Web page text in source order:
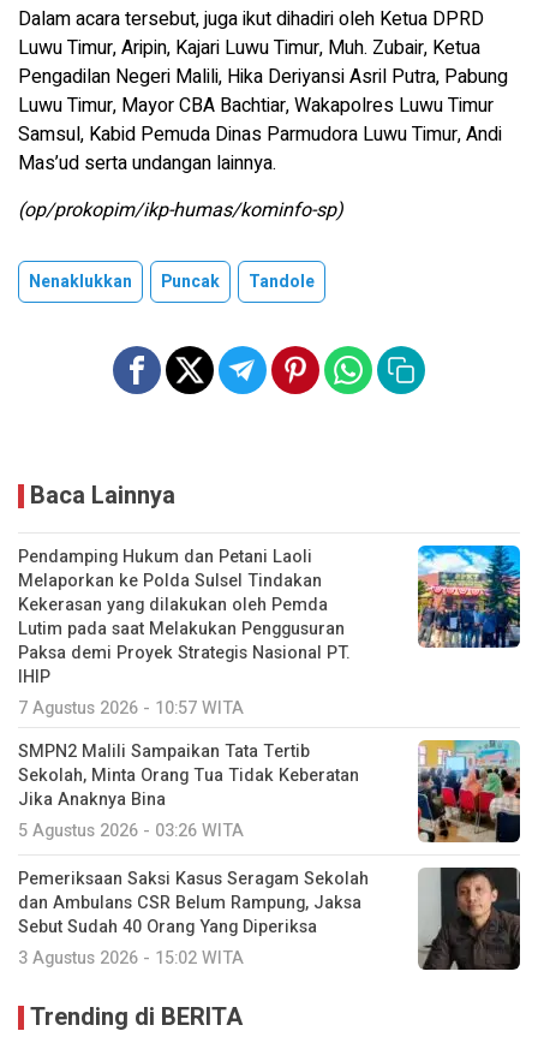
Dalam acara tersebut, juga ikut dihadiri oleh Ketua DPRD
Luwu Timur, Aripin, Kajari Luwu Timur, Muh. Zubair, Ketua
Pengadilan Negeri Malili, Hika Deriyansi Asril Putra, Pabung
Luwu Timur, Mayor CBA Bachtiar, Wakapolres Luwu Timur
Samsul, Kabid Pemuda Dinas Parmudora Luwu Timur, Andi
Mas’ud serta undangan lainnya.
(op/prokopim/ikp-humas/kominfo-sp)
Nenaklukkan Puncak Tandole
Baca Lainnya
Pendamping Hukum dan Petani Laoli
Melaporkan ke Polda Sulsel Tindakan
Kekerasan yang dilakukan oleh Pemda
Lutim pada saat Melakukan Penggusuran
Paksa demi Proyek Strategis Nasional PT.
IHIP
7 Agustus 2026 - 10:57 WITA
SMPN2 Malili Sampaikan Tata Tertib
Sekolah, Minta Orang Tua Tidak Keberatan
Jika Anaknya Bina
5 Agustus 2026 - 03:26 WITA
Pemeriksaan Saksi Kasus Seragam Sekolah
dan Ambulans CSR Belum Rampung, Jaksa
Sebut Sudah 40 Orang Yang Diperiksa
3 Agustus 2026 - 15:02 WITA
Trending di BERITA